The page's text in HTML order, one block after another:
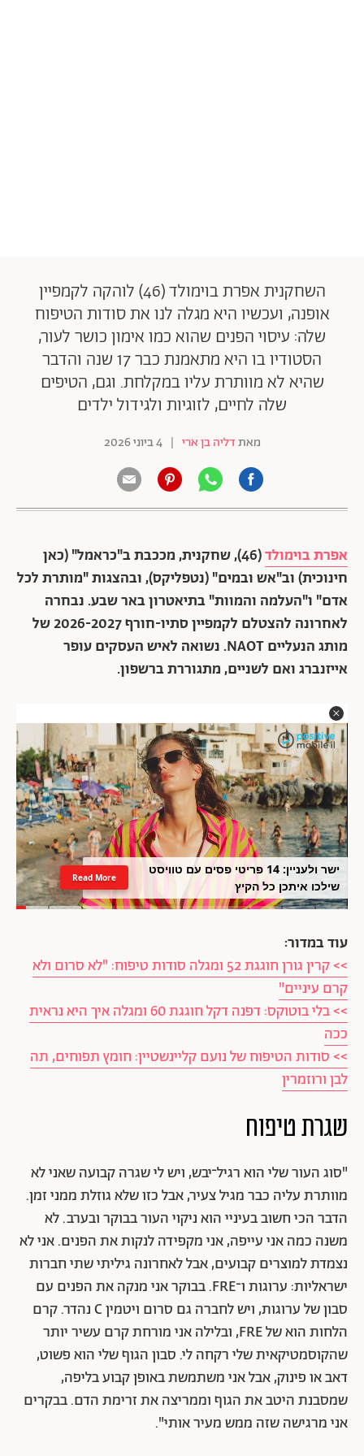
השחקנית אפרת בוימולד (46) לוהקה לקמפיין
אופנה, ועכשיו היא מגלה לנו את סודות הטיפוח
שלה: עיסוי הפנים שהוא כמו אימון כושר לעור,
הסטודיו בו היא מתאמנת כבר 17 שנה והדבר
שהיא לא מוותרת עליו במקלחת. וגם, הטיפים
שלה לחיים, לזוגיות ולגידול ילדים
מאתדליה בן ארי | 4 ביוני 2026
אפרת בוימולד
(46), שחקנית, מככבת ב"כראמל" (כאן
חינוכית) וב"אש ובמים" (נטפליקס), ובהצגות "מותרת לכל
אדם" ו"העלמה והמוות" בתיאטרון באר שבע. נבחרה
לאחרונה להצטלם לקמפיין סתיו-חורף 2026-2027 של
מותג הנעליים NAOT. נשואה לאיש העסקים עופר
אייזנברג ואם לשניים, מתגוררת ברשפון.
ישר ולעניין: 14 פריטי פסים עם טוויסט
שילכו איתכן כל הקיץ
Read More
עוד במדור:
>> קרין גורן חוגגת 52 ומגלה סודות טיפוח: "לא סרום ולא
קרם עיניים"
>> בלי בוטוקס: דפנה דקל חוגגת 60 ומגלה איך היא נראית
ככה
>> סודות הטיפוח של נועם קליינשטיין: חומץ תפוחים, תה
לבן ורוזמרין
שגרת טיפוח
"סוג העור שלי הוא רגיל־יבש, ויש לי שגרה קבועה שאני לא
מוותרת עליה כבר מגיל צעיר, אבל כזו שלא גוזלת ממני זמן.
הדבר הכי חשוב בעיניי הוא ניקוי העור בבוקר ובערב. לא
משנה כמה אני עייפה, אני מקפידה לנקות את הפנים. אני לא
נצמדת למוצרים קבועים, אבל לאחרונה גיליתי שתי חברות
ישראליות: ערוגות ו־FRE. בבוקר אני מנקה את הפנים עם
סבון של ערוגות, ויש לחברה גם סרום ויטמין C נהדר. קרם
הלחות הוא של FRE, ובלילה אני מורחת קרם עשיר יותר
שהקוסמטיקאית שלי רקחה לי. סבון הגוף שלי הוא פשוט,
דאב או פינוק, אבל אני משתמשת באופן קבוע בליפה,
שמסבנת היטב את הגוף וממריצה את זרימת הדם. בבקרים
אני מרגישה שזה ממש מעיר אותי".